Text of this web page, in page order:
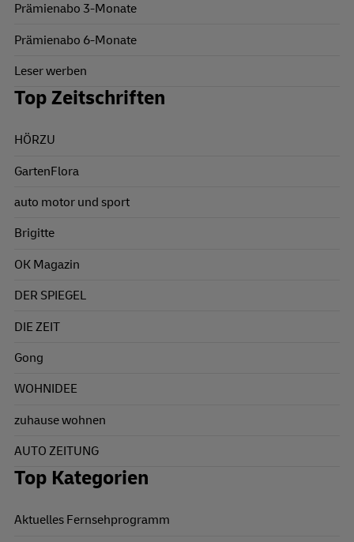
Prämienabo 3-Monate
Prämienabo 6-Monate
Leser werben
Top Zeitschriften
HÖRZU
GartenFlora
auto motor und sport
Brigitte
OK Magazin
DER SPIEGEL
DIE ZEIT
Gong
WOHNIDEE
zuhause wohnen
AUTO ZEITUNG
Top Kategorien
Aktuelles Fernsehprogramm